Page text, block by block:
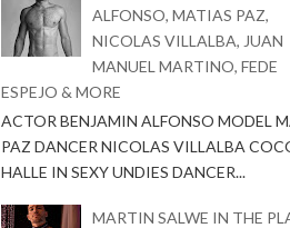
ALFONSO, MATIAS PAZ,
NICOLAS VILLALBA, JUAN
MANUEL MARTINO, FEDE
ESPEJO & MORE
ACTOR BENJAMIN ALFONSO MODEL
PAZ DANCER NICOLAS VILLALBA
HALLE IN SEXY UNDIES DANCER...
MARTIN SALWE IN THE